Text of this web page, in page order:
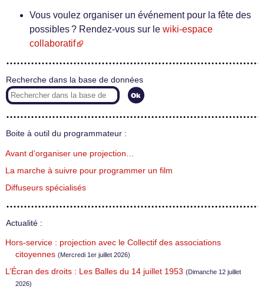
Vous voulez organiser un événement pour la fête des
possibles ? Rendez-vous sur le wiki-espace
collaboratif
Recherche dans la base de données
Boite à outil du programmateur :
Avant d’organiser une projection…
La marche à suivre pour programmer un film
Diffuseurs spécialisés
Actualité :
Hors-service : projection avec le Collectif des associations
citoyennes (Mercredi 1er juillet 2026)
L’Écran des droits : Les Balles du 14 juillet 1953 (Dimanche 12 juillet
2026)